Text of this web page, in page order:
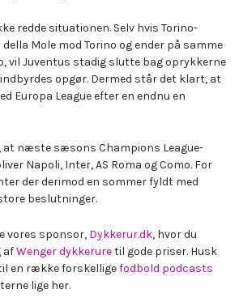
redde situationen. Selv hvis Torino-
Mole mod Torino og ender på samme
vil Juventus stadig slutte bag oprykkerne
opgør. Dermed står det klart, at
Europa League efter en endnu en
at næste sæsons Champions League-
Napoli, Inter, AS Roma og Como. For
der derimod en sommer fyldt med
beslutninger.
vores sponsor, Dykkerur.dk, hvor du
afWenger dykkeruretil gode priser. Husk
en række forskelligefodbold podcasts
lige her.